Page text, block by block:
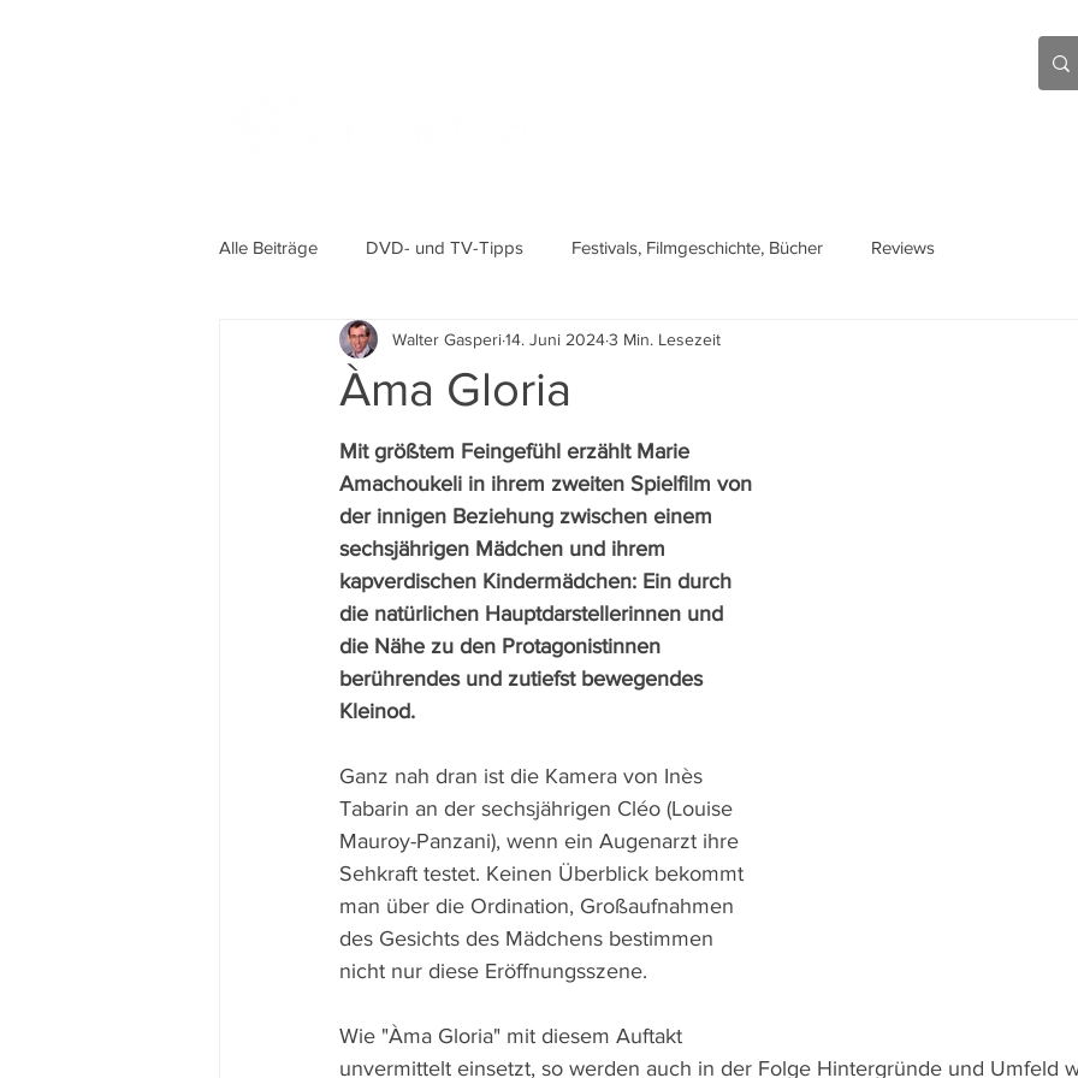
Alle Beiträge DVD- und TV-Tipps Festivals, Filmgeschichte, Bücher Reviews
Àma Gloria
Walter Gasperi14. Juni 20243 Min. Lesezeit
Mit größtem Feingefühl erzählt Marie
Amachoukeli in ihrem zweiten Spielfilm von
der innigen Beziehung zwischen einem
sechsjährigen Mädchen und ihrem
kapverdischen Kindermädchen: Ein durch
die natürlichen Hauptdarstellerinnen und
die Nähe zu den Protagonistinnen
berührendes und zutiefst bewegendes
Kleinod.
Ganz nah dran ist die Kamera von Inès
Tabarin an der sechsjährigen Cléo (Louise
Mauroy-Panzani), wenn ein Augenarzt ihre
Sehkraft testet. Keinen Überblick bekommt
man über die Ordination, Großaufnahmen
des Gesichts des Mädchens bestimmen
nicht nur diese Eröffnungsszene.
Wie "Àma Gloria" mit diesem Auftakt
unvermittelt einsetzt, so werden auch in der Folge Hintergründe und Umfeld